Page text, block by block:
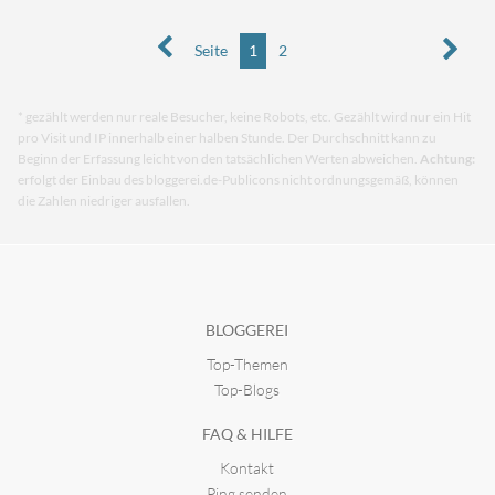
Seite 1 2
* gezählt werden nur reale Besucher, keine Robots, etc. Gezählt wird nur ein Hit
pro Visit und IP innerhalb einer halben Stunde. Der Durchschnitt kann zu
Beginn der Erfassung leicht von den tatsächlichen Werten abweichen. Achtung:
erfolgt der Einbau des bloggerei.de-Publicons nicht ordnungsgemäß, können
die Zahlen niedriger ausfallen.
BLOGGEREI
Top-Themen
Top-Blogs
FAQ & HILFE
Kontakt